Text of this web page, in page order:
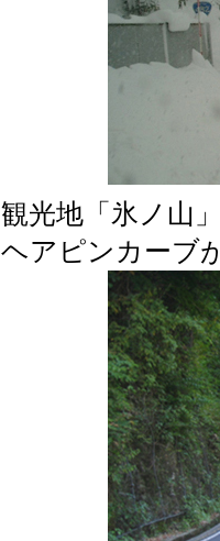
観光地「氷ノ山
ヘアピンカーブ